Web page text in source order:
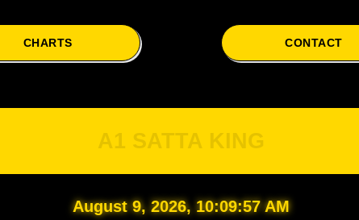
CHARTS CONTACT
A1 SATTA KING
August 9, 2026, 10:09:58 AM